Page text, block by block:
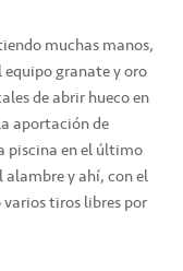
muchas manos,
granate y oro
de abrir hueco en
aportación de
piscina en el último
alambre y ahí, con el
tiros libres por